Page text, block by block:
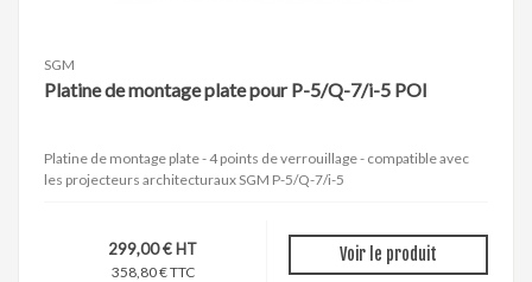
SGM
Platine de montage plate pour P-5/Q-7/i-5 POI
Platine de montage plate - 4 points de verrouillage - compatible avec
les projecteurs architecturaux SGM P-5/Q-7/i-5
299,00 € HT
358,80 € TTC
Voir le produit